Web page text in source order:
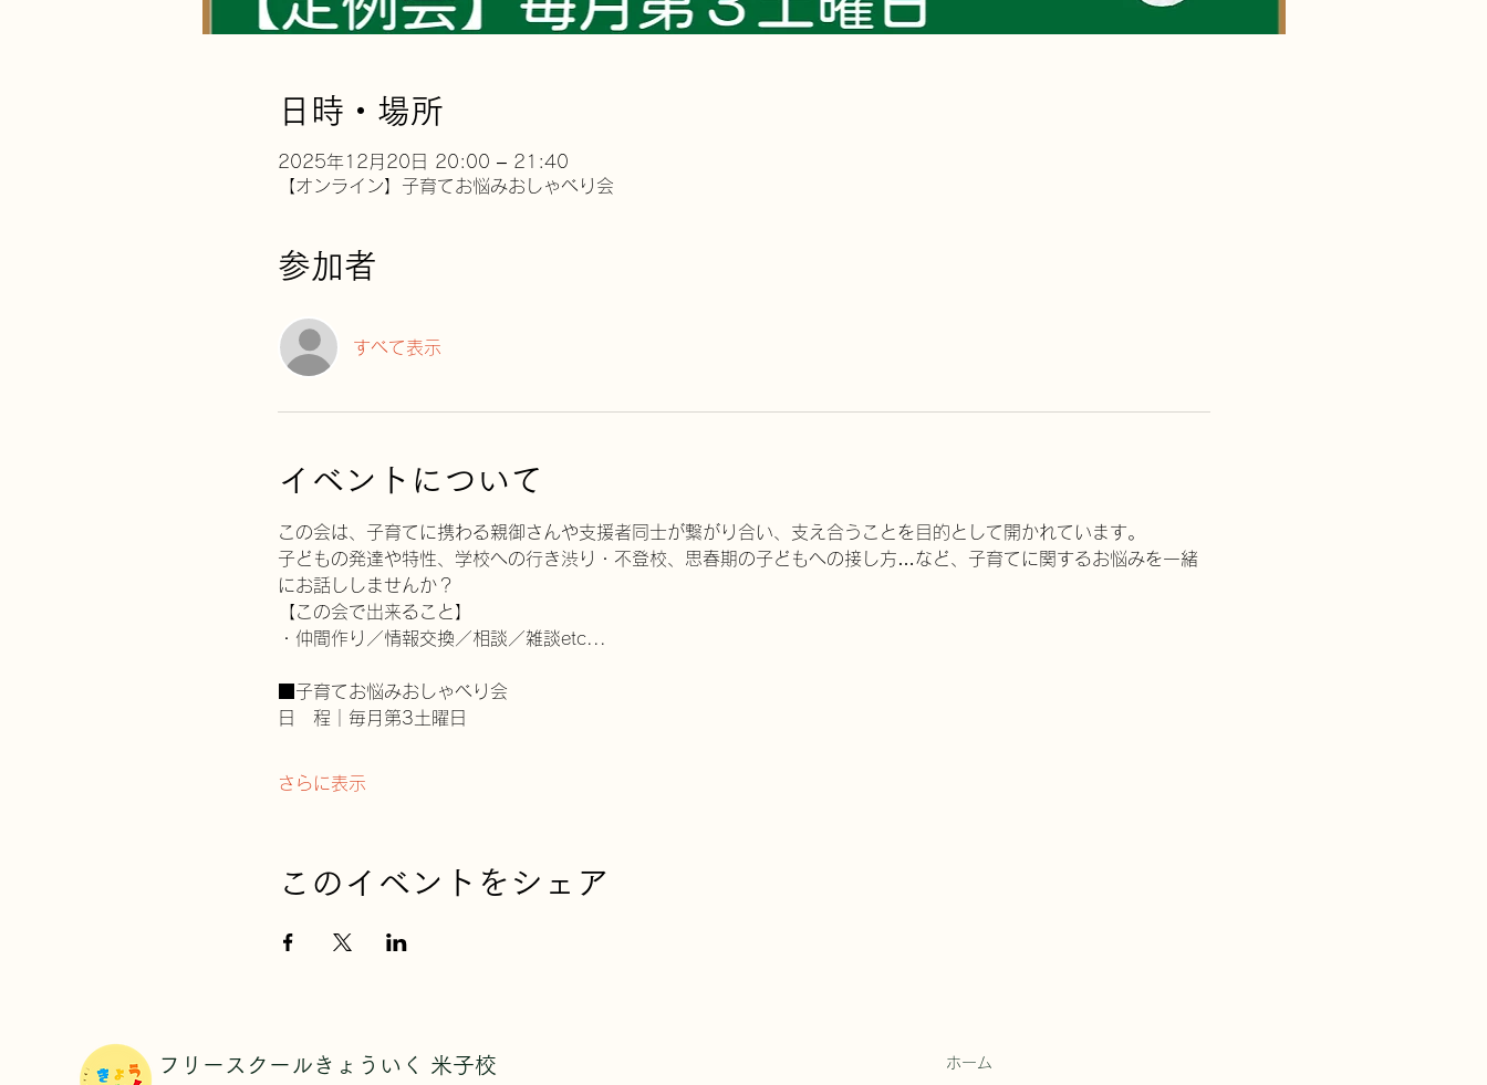
日時・場所
2025年12月20日 20:00 – 21:40
【オンライン】子育てお悩みおしゃべり会
参加者
すべて表示
イベントについて
この会は、子育てに携わる親御さんや支援者同士が繋がり合い、支え合うことを目的として開かれています。
子どもの発達や特性、学校への行き渋り・不登校、思春期の子どもへの接し方…など、子育てに関するお悩みを一緒
にお話ししませんか？
【この会で出来ること】
・仲間作り／情報交換／相談／雑談etc...
■子育てお悩みおしゃべり会
日　程｜毎月第3土曜日
さらに表示
このイベントをシェア
​フリースクールきょういく 米子校 ​ホーム